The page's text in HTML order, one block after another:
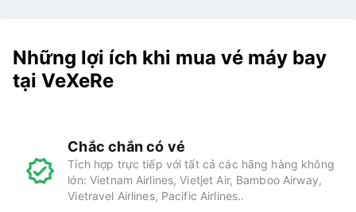
Những lợi ích khi mua vé máy bay
tại VeXeRe
Chắc chắn có vé
Tích hợp trực tiếp với tất cả các hãng hàng không
lớn: Vietnam Airlines, Vietjet Air, Bamboo Airway,
Vietravel Airlines, Pacific Airlines..